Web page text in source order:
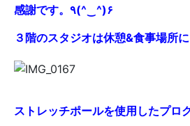
感謝です。٩(^‿^)۶
３階のスタジオは休憩&食事場所
ストレッチポールを使用したプロ